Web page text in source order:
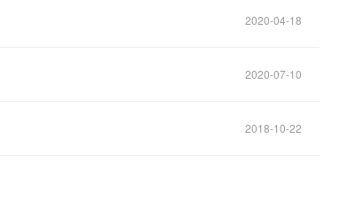
2020-04-18
2020-07-10
2018-10-22